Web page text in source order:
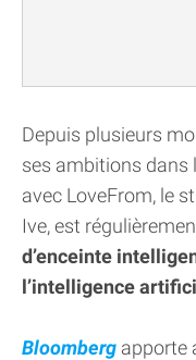
Depuis plusieurs
ses ambitions dans
avec LoveFrom, le
Ive, est
d’enceinte
l’intelligence
Bloomberg apporte